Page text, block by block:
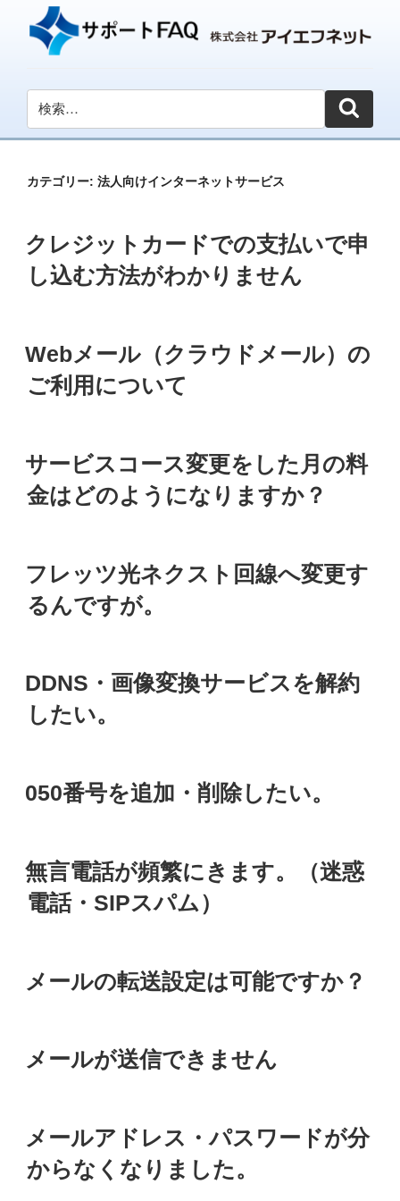
カテゴリー: 法人向けインターネットサービス
投
稿
日:
クレジットカードでの支払いで申
し込む方法がわかりません
稿
日:
Webメール（クラウドメール）の
ご利用について
投
稿
日:
サービスコース変更をした月の料
金はどのようになりますか？
稿
日:
フレッツ光ネクスト回線へ変更す
るんですが。
稿
日:
DDNS・画像変換サービスを解約
したい。
稿
050番号を追加・削除したい。
投
稿
日:
無言電話が頻繁にきます。（迷惑
電話・SIPスパム）
稿メールの転送設定は可能ですか？
稿
メールが送信できません
稿
日:
メールアドレス・パスワードが分
からなくなりました。